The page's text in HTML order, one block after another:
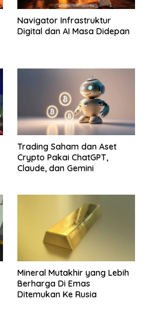
Navigator Infrastruktur
Digital dan AI Masa Didepan
Trading Saham dan Aset
Crypto Pakai ChatGPT,
Claude, dan Gemini
Mineral Mutakhir yang Lebih
Berharga Di Emas
Ditemukan Ke Rusia